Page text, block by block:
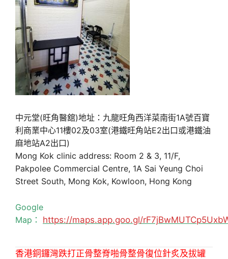
中元堂(旺角醫舘)地址：九龍旺角西洋菜南街1A號百寶
利商業中心11樓02及03室(港鐵旺角站E2出口或港鐵油
麻地站A2出口)
Mong Kok clinic address: Room 2 & 3, 11/F,
Pakpolee Commercial Centre, 1A Sai Yeung Choi
Street South, Mong Kok, Kowloon, Hong Kong
Google
Map： https://maps.app.goo.gl/
香港銅鑼灣跌打正骨整脊啪骨整骨復位針炙及拔罐